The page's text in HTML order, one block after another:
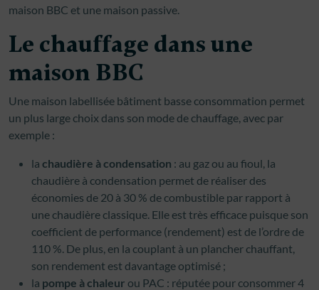
maison BBC et une maison passive.
Le chauffage dans une
maison BBC
Une maison labellisée bâtiment basse consommation permet
un plus large choix dans son mode de chauffage, avec par
exemple :
la chaudière à condensation : au gaz ou au fioul, la
chaudière à condensation permet de réaliser des
économies de 20 à 30 % de combustible par rapport à
une chaudière classique. Elle est très efficace puisque son
coefficient de performance (rendement) est de l’ordre de
110 %. De plus, en la couplant à un plancher chauffant,
son rendement est davantage optimisé ;
la pompe à chaleur ou PAC : réputée pour consommer 4